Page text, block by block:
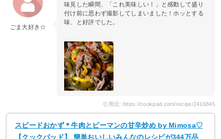
ごま大好き☆
味見した瞬間、「これ美味しい！」と感動して盛り
付け前に思わず撮影してしまいました！ホッとする
味、と好評でした。
引用元: https://cookpad.com/recipe/2416845
スピードおかず＊牛肉とピーマンの甘辛炒め by Mimosa♡
【クックパッド】 簡単おいしいみんなのレシピが344万品